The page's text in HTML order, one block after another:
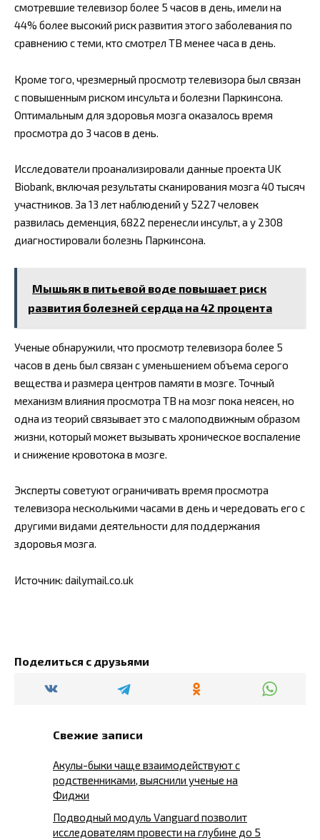
смотревшие телевизор более 5 часов в день, имели на
44% более высокий риск развития этого заболевания по
сравнению с теми, кто смотрел ТВ менее часа в день.
Кроме того, чрезмерный просмотр телевизора был связан
с повышенным риском инсульта и болезни Паркинсона.
Оптимальным для здоровья мозга оказалось время
просмотра до 3 часов в день.
Исследователи проанализировали данные проекта UK
Biobank, включая результаты сканирования мозга 40 тысяч
участников. За 13 лет наблюдений у 5227 человек
развилась деменция, 6822 перенесли инсульт, а у 2308
диагностировали болезнь Паркинсона.
Мышьяк в питьевой воде повышает риск
развития болезней сердца на 42 процента
Ученые обнаружили, что просмотр телевизора более 5
часов в день был связан с уменьшением объема серого
вещества и размера центров памяти в мозге. Точный
механизм влияния просмотра ТВ на мозг пока неясен, но
одна из теорий связывает это с малоподвижным образом
жизни, который может вызывать хроническое воспаление
и снижение кровотока в мозге.
Эксперты советуют ограничивать время просмотра
телевизора несколькими часами в день и чередовать его с
другими видами деятельности для поддержания
здоровья мозга.
Источник: dailymail.co.uk
Поделиться с друзьями
Свежие записи
Акулы-быки чаще взаимодействуют с
родственниками, выяснили ученые на
Фиджи
Подводный модуль Vanguard позволит
исследователям провести на глубине до 5